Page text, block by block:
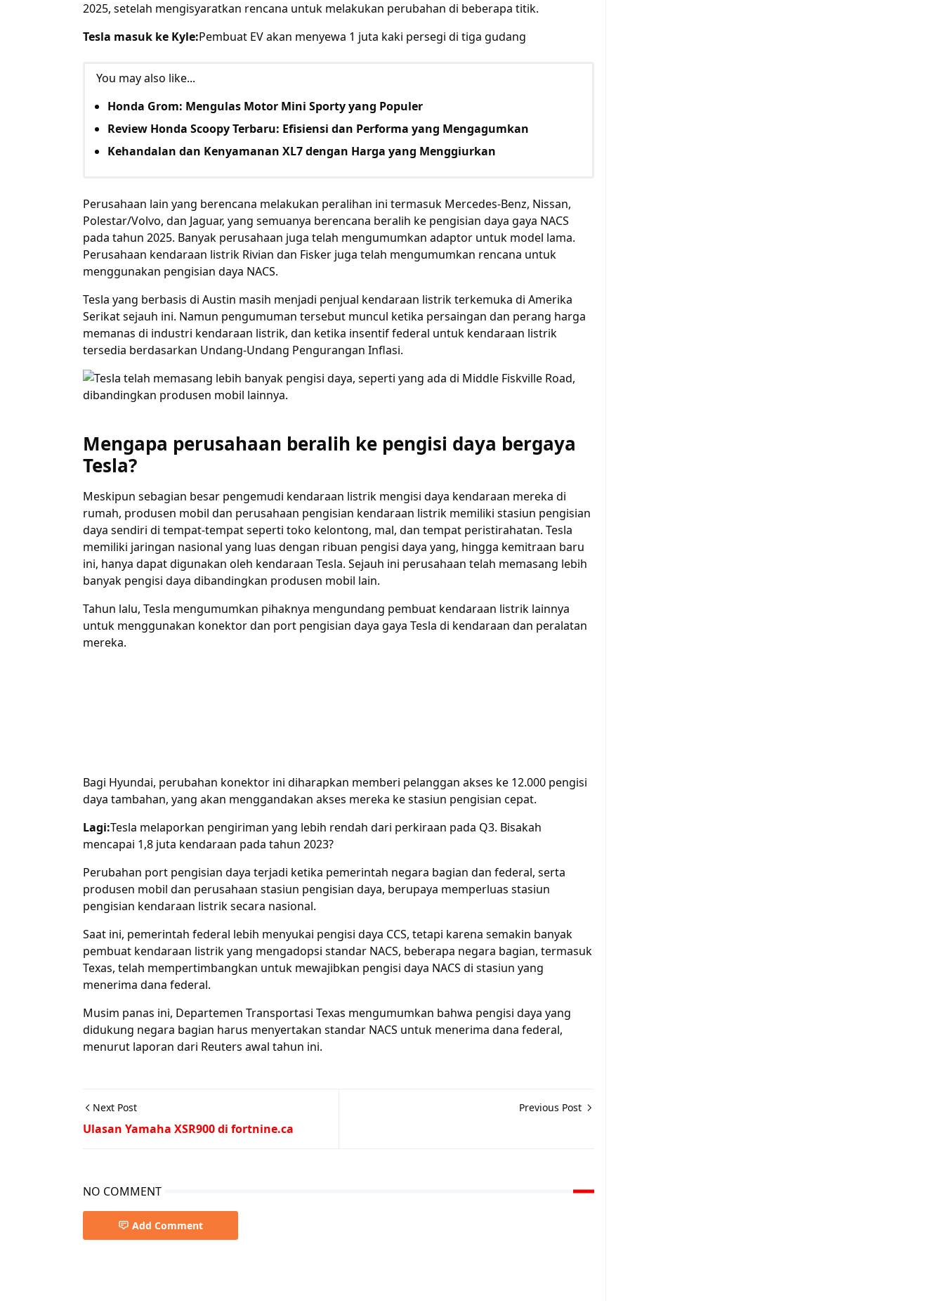
2025, setelah mengisyaratkan rencana untuk melakukan perubahan di beberapa titik.
Tesla masuk ke Kyle:Pembuat EV akan menyewa 1 juta kaki persegi di tiga gudang
You may also like...
Honda Grom: Mengulas Motor Mini Sporty yang Populer
Review Honda Scoopy Terbaru: Efisiensi dan Performa yang Mengagumkan
Kehandalan dan Kenyamanan XL7 dengan Harga yang Menggiurkan
Perusahaan lain yang berencana melakukan peralihan ini termasuk Mercedes-Benz, Nissan,
Polestar/Volvo, dan Jaguar, yang semuanya berencana beralih ke pengisian daya gaya NACS
pada tahun 2025. Banyak perusahaan juga telah mengumumkan adaptor untuk model lama.
Perusahaan kendaraan listrik Rivian dan Fisker juga telah mengumumkan rencana untuk
menggunakan pengisian daya NACS.
Tesla yang berbasis di Austin masih menjadi penjual kendaraan listrik terkemuka di Amerika
Serikat sejauh ini. Namun pengumuman tersebut muncul ketika persaingan dan perang harga
memanas di industri kendaraan listrik, dan ketika insentif federal untuk kendaraan listrik
tersedia berdasarkan Undang-Undang Pengurangan Inflasi.
Mengapa perusahaan beralih ke pengisi daya bergaya
Tesla?
Meskipun sebagian besar pengemudi kendaraan listrik mengisi daya kendaraan mereka di
rumah, produsen mobil dan perusahaan pengisian kendaraan listrik memiliki stasiun pengisian
daya sendiri di tempat-tempat seperti toko kelontong, mal, dan tempat peristirahatan. Tesla
memiliki jaringan nasional yang luas dengan ribuan pengisi daya yang, hingga kemitraan baru
ini, hanya dapat digunakan oleh kendaraan Tesla. Sejauh ini perusahaan telah memasang lebih
banyak pengisi daya dibandingkan produsen mobil lain.
Tahun lalu, Tesla mengumumkan pihaknya mengundang pembuat kendaraan listrik lainnya
untuk menggunakan konektor dan port pengisian daya gaya Tesla di kendaraan dan peralatan
mereka.
Bagi Hyundai, perubahan konektor ini diharapkan memberi pelanggan akses ke 12.000 pengisi
daya tambahan, yang akan menggandakan akses mereka ke stasiun pengisian cepat.
Lagi:Tesla melaporkan pengiriman yang lebih rendah dari perkiraan pada Q3. Bisakah
mencapai 1,8 juta kendaraan pada tahun 2023?
Perubahan port pengisian daya terjadi ketika pemerintah negara bagian dan federal, serta
produsen mobil dan perusahaan stasiun pengisian daya, berupaya memperluas stasiun
pengisian kendaraan listrik secara nasional.
Saat ini, pemerintah federal lebih menyukai pengisi daya CCS, tetapi karena semakin banyak
pembuat kendaraan listrik yang mengadopsi standar NACS, beberapa negara bagian, termasuk
Texas, telah mempertimbangkan untuk mewajibkan pengisi daya NACS di stasiun yang
menerima dana federal.
Musim panas ini, Departemen Transportasi Texas mengumumkan bahwa pengisi daya yang
didukung negara bagian harus menyertakan standar NACS untuk menerima dana federal,
menurut laporan dari Reuters awal tahun ini.
Next Post
Ulasan Yamaha XSR900 di fortnine.ca
Previous Post
NO COMMENT
Add Comment